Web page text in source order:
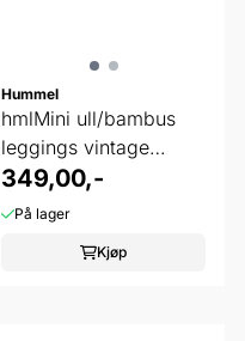
Hummel
hmlMini ull/bambus
leggings vintage
indigo
349,00,-
På lager
Kjøp